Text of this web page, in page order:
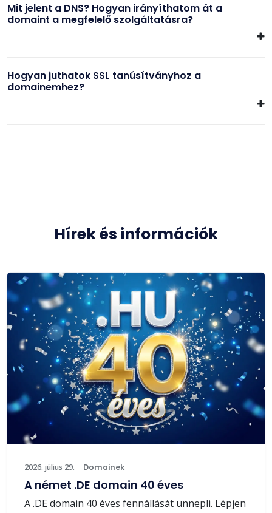
Mit jelent a DNS? Hogyan irányíthatom át a
domaint a megfelelő szolgáltatásra?
Hogyan juthatok SSL tanúsítványhoz a
domainemhez?
Hírek és információk
2026. július 29. Domainek
A német .DE domain 40 éves
A .DE domain 40 éves fennállását ünnepli. Lépjen